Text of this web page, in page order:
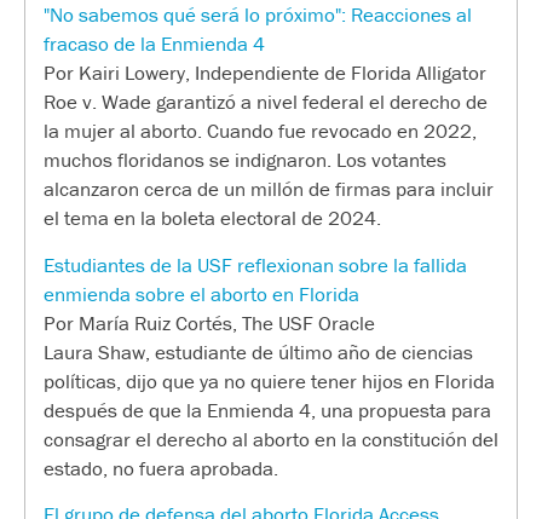
"No sabemos qué será lo próximo": Reacciones al
fracaso de la Enmienda 4
Por Kairi Lowery, Independiente de Florida Alligator
Roe v. Wade garantizó a nivel federal el derecho de
la mujer al aborto. Cuando fue revocado en 2022,
muchos floridanos se indignaron. Los votantes
alcanzaron cerca de un millón de firmas para incluir
el tema en la boleta electoral de 2024.
Estudiantes de la USF reflexionan sobre la fallida
enmienda sobre el aborto en Florida
Por María Ruiz Cortés, The USF Oracle
Laura Shaw, estudiante de último año de ciencias
políticas, dijo que ya no quiere tener hijos en Florida
después de que la Enmienda 4, una propuesta para
consagrar el derecho al aborto en la constitución del
estado, no fuera aprobada.